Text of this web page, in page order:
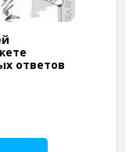
ответов